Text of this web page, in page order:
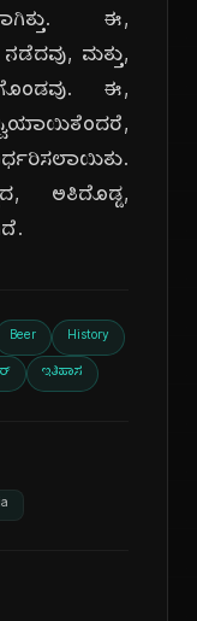
ಈ,
ಮತ್ತು,
ಈ,
ಅತಿದೊಡ್ಡ,
Beer History
ಇತಿಹಾಸ